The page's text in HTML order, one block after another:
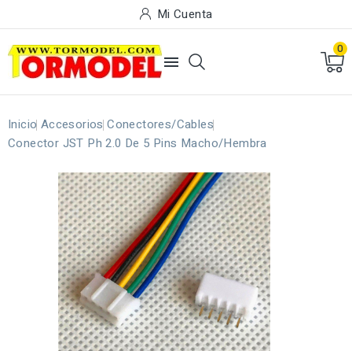
Mi Cuenta

0
Inicio Accesorios Conectores/Cables
Conector JST Ph 2.0 De 5 Pins Macho/Hembra